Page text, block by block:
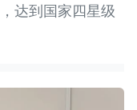
达到国家四星级